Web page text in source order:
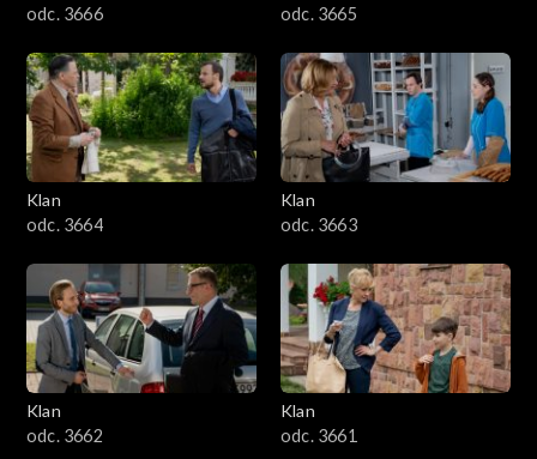
odc. 3666
odc. 3665
Klan
odc. 3664
Klan
odc. 3663
Klan
odc. 3662
Klan
odc. 3661